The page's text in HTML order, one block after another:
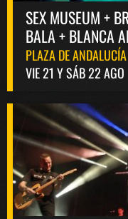
SEX MUSEUM +
BALA + BLANCA
PLAZA DE ANDALUCÍA
VIE 21 Y SÁB 22 AGO